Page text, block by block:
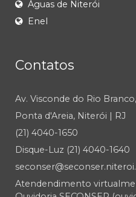
Águas de Niterói
Enel
Contatos
Av. Visconde do Rio Branco,
Ponta d'Areia, Niterói | RJ
(21) 4040-1650
Disque-Luz (21) 4040-1640
Atendendimento